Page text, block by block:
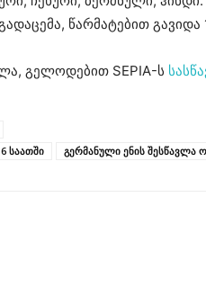
წარმატებით
გელოდებით SEPIA-ს
საათში გერმანული ენის შესწავლა